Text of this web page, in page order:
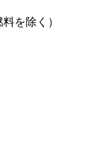
を除く）